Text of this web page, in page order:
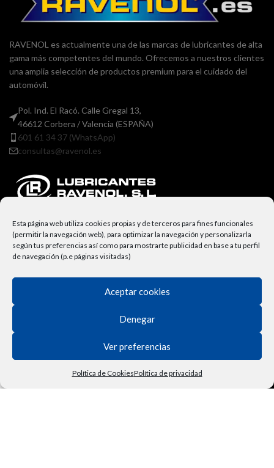
Esta página web utiliza cookies propias y de terceros para fines funcionales
(permitir la navegación web), para optimizar la navegación y personalizarla
según tus preferencias así como para mostrarte publicidad en base a tu perfil
de navegación (p.e páginas visitadas)
Aceptar cookies
Denegar
Ver preferencias
Política de CookiesPolítica de privacidad
RAVENOL es actualmente una de las marcas de lubricantes de alta
gama más competentes del mundo. Ofrecemos a nuestros clientes
una amplia selección de productos premium para el cuidado del
automóvil.
Pol. Ind. El Racó. Calle Gregal 13,
46612 Corbera / Valencia (ESPAÑA)
601 61 34 37 (WhatsApp)
consultas@ravenol.es
Términos y Condiciones
Derecho de Desisitimiento
Política de Privacidad
CarritoMi cuentaVehículo